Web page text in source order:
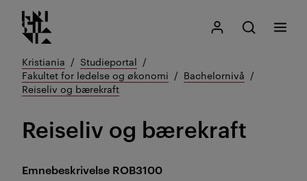
Gå
til
innhold
Kristiania logo
Mitt Kristiania
Åpne søk
Søk
Meny
Kristiania
Studieportal
Fakultet for ledelse og økonomi
Bachelornivå
Reiseliv og bærekraft
Emnebeskrivelse ROB3100
Reiseliv og bærekraft